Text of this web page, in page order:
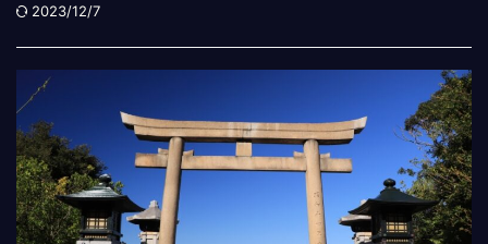
2023/12/7